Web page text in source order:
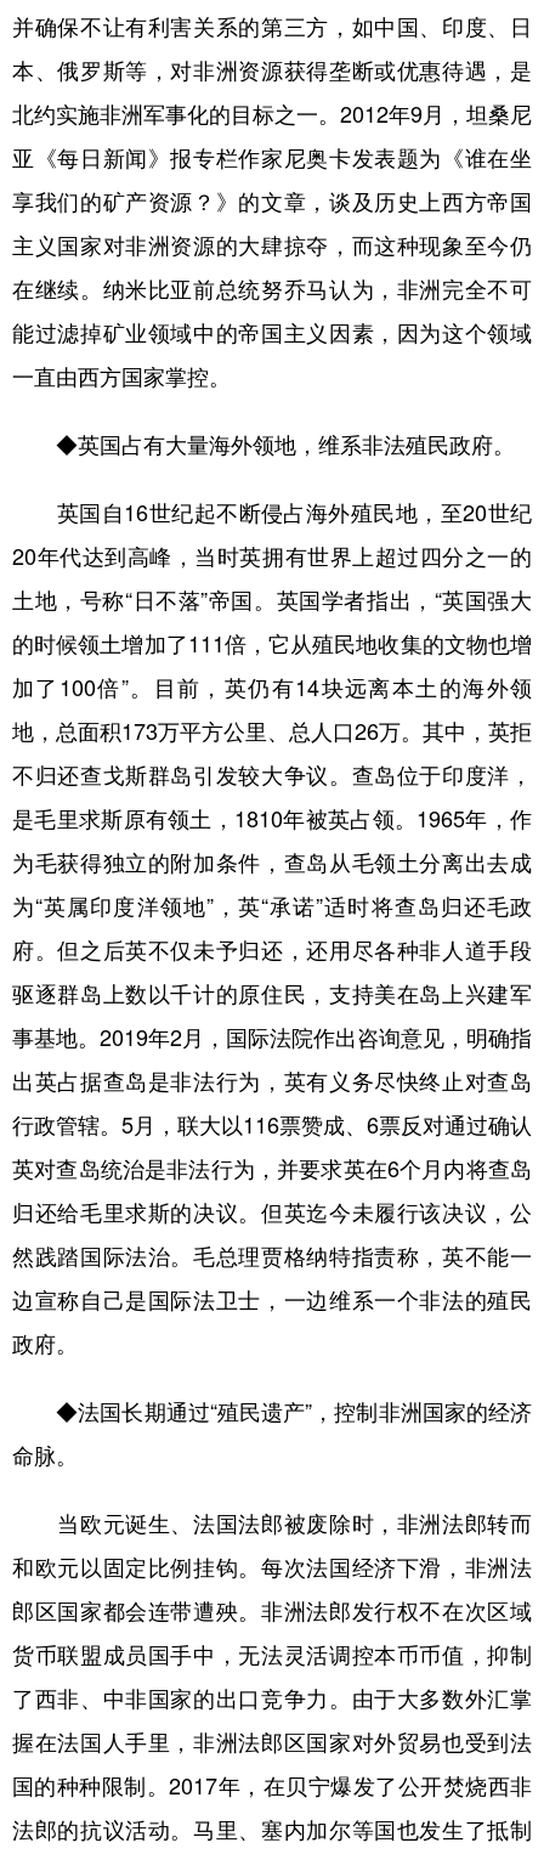
并确保不让有利害关系的第三方，如中国、印度、日
本、俄罗斯等，对非洲资源获得垄断或优惠待遇，是
北约实施非洲军事化的目标之一。2012年9月，坦桑尼
亚《每日新闻》报专栏作家尼奥卡发表题为《谁在坐
享我们的矿产资源？》的文章，谈及历史上西方帝国
主义国家对非洲资源的大肆掠夺，而这种现象至今仍
在继续。纳米比亚前总统努乔马认为，非洲完全不可
能过滤掉矿业领域中的帝国主义因素，因为这个领域
一直由西方国家掌控。
◆英国占有大量海外领地，维系非法殖民政府。
英国自16世纪起不断侵占海外殖民地，至20世纪
20年代达到高峰，当时英拥有世界上超过四分之一的
土地，号称“日不落”帝国。英国学者指出，“英国强大
的时候领土增加了111倍，它从殖民地收集的文物也增
加了100倍”。目前，英仍有14块远离本土的海外领
地，总面积173万平方公里、总人口26万。其中，英拒
不归还查戈斯群岛引发较大争议。查岛位于印度洋，
是毛里求斯原有领土，1810年被英占领。1965年，作
为毛获得独立的附加条件，查岛从毛领土分离出去成
为“英属印度洋领地”，英“承诺”适时将查岛归还毛政
府。但之后英不仅未予归还，还用尽各种非人道手段
驱逐群岛上数以千计的原住民，支持美在岛上兴建军
事基地。2019年2月，国际法院作出咨询意见，明确指
出英占据查岛是非法行为，英有义务尽快终止对查岛
行政管辖。5月，联大以116票赞成、6票反对通过确认
英对查岛统治是非法行为，并要求英在6个月内将查岛
归还给毛里求斯的决议。但英迄今未履行该决议，公
然践踏国际法治。毛总理贾格纳特指责称，英不能一
边宣称自己是国际法卫士，一边维系一个非法的殖民
政府。
◆法国长期通过“殖民遗产”，控制非洲国家的经济
命脉。
当欧元诞生、法国法郎被废除时，非洲法郎转而
和欧元以固定比例挂钩。每次法国经济下滑，非洲法
郎区国家都会连带遭殃。非洲法郎发行权不在次区域
货币联盟成员国手中，无法灵活调控本币币值，抑制
了西非、中非国家的出口竞争力。由于大多数外汇掌
握在法国人手里，非洲法郎区国家对外贸易也受到法
国的种种限制。2017年，在贝宁爆发了公开焚烧西非
法郎的抗议活动。马里、塞内加尔等国也发生了抵制